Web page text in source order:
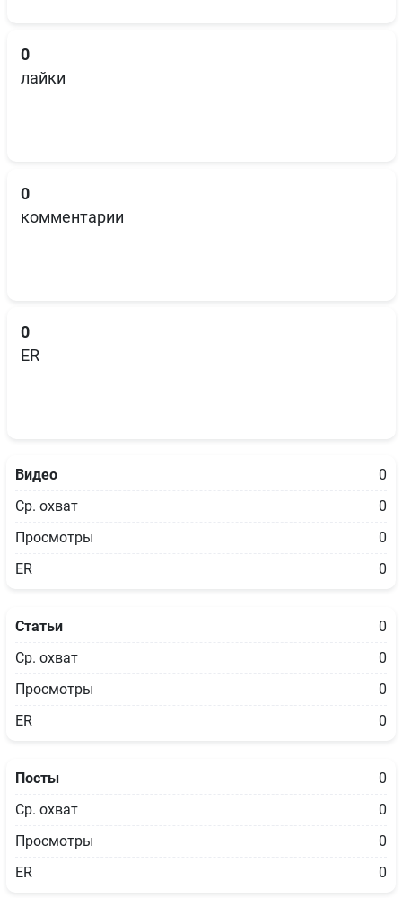
0
лайки
0
комментарии
0
ER
Видео
0
Ср. охват
0
Просмотры
0
ER
0
Статьи
0
Ср. охват
0
Просмотры
0
ER
0
Посты
0
Ср. охват
0
Просмотры
0
ER
0